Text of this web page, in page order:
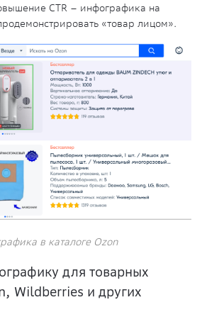
CTR – инфографика на
«товар лицом».
в каталоге Ozon
для товарных
Wildberries и других